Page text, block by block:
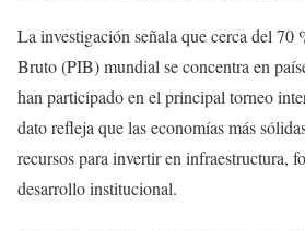
La investigación señala que cerca del 70
Bruto (PIB) mundial se concentra en
han participado en el principal torneo
dato refleja que las economías más
recursos para invertir en infraestructura,
desarrollo institucional.